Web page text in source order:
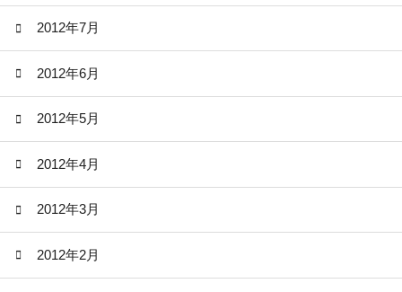
2012年7月
2012年6月
2012年5月
2012年4月
2012年3月
2012年2月